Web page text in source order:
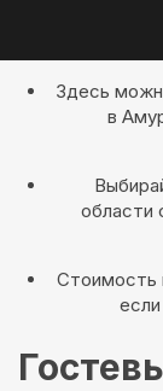
Здесь
в
области
Стоимость